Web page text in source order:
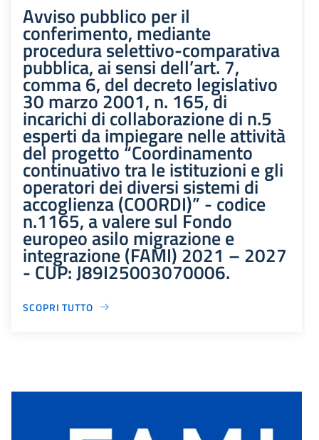
Avviso pubblico per il
conferimento, mediante
procedura selettivo-comparativa
pubblica, ai sensi dell’art. 7,
comma 6, del decreto legislativo
30 marzo 2001, n. 165, di
incarichi di collaborazione di n.5
esperti da impiegare nelle attività
del progetto “Coordinamento
continuativo tra le istituzioni e gli
operatori dei diversi sistemi di
accoglienza (COORDI)” - codice
n.1165, a valere sul Fondo
europeo asilo migrazione e
integrazione (FAMI) 2021 – 2027
- CUP: J89I25003070006.
SCOPRI TUTTO